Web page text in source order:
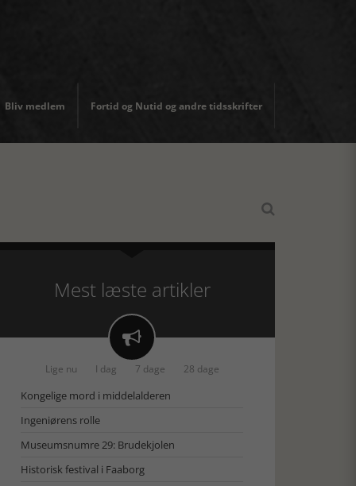
Bliv medlem Fortid og Nutid og andre tidsskrifter

Mest læste artikler

Lige nu I dag 7 dage 28 dage
Kongelige mord i middelalderen
Ingeniørens rolle
Museumsnumre 29: Brudekjolen
Historisk festival i Faaborg